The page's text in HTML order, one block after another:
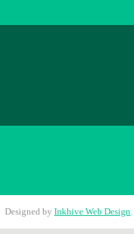
Designed by Inkhive Web Design.